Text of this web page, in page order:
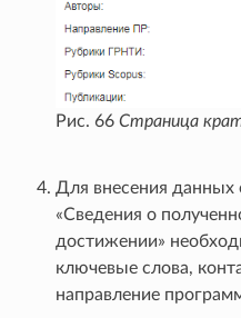
Рис. 66 Страница
Для внесения
«Сведения о
достижении»
ключевые слова,
направление